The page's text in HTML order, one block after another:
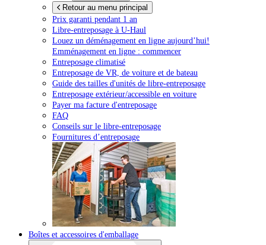
Retour au menu principal
Prix garanti pendant 1 an
Libre-entreposage à U-Haul
Louez un déménagement en ligne aujourd’hui!
Emménagement en ligne : commencer
Entreposage climatisé
Entreposage de VR, de voiture et de bateau
Guide des tailles d'unités de libre-entreposage
Entreposage extérieur/accessible en voiture
Payer ma facture d'entreposage
FAQ
Conseils sur le libre-entreposage
Fournitures d’entreposage
Boîtes et accessoires d'emballage